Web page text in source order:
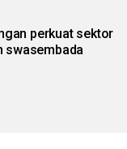
perkuat sektor
swasembada